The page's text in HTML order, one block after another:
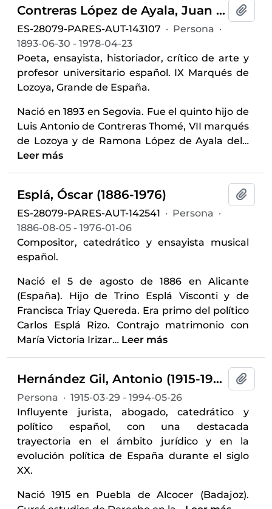
Contreras López de Ayala, Juan de (1893-1978)
ES-28079-PARES-AUT-143107 · Persona ·
1893-06-30 - 1978-04-23
Poeta, ensayista, historiador, crítico de arte y
profesor universitario español. IX Marqués de
Lozoya, Grande de España.
Nació en 1893 en Segovia. Fue el quinto hijo de
Luis Antonio de Contreras Thomé, VII marqués
de Lozoya y de Ramona López de Ayala del…
Leer más
Esplá, Óscar (1886-1976)
ES-28079-PARES-AUT-142541 · Persona ·
1886-08-05 - 1976-01-06
Compositor, catedrático y ensayista musical
español.
Nació el 5 de agosto de 1886 en Alicante
(España). Hijo de Trino Esplá Visconti y de
Francisca Triay Quereda. Era primo del político
Carlos Esplá Rizo. Contrajo matrimonio con
María Victoria Irizar… Leer más
Hernández Gil, Antonio (1915-1994)
Persona · 1915-03-29 - 1994-05-26
Influyente jurista, abogado, catedrático y
político español, con una destacada
trayectoria en el ámbito jurídico y en la
evolución política de España durante el siglo
XX.
Nació 1915 en Puebla de Alcocer (Badajoz).